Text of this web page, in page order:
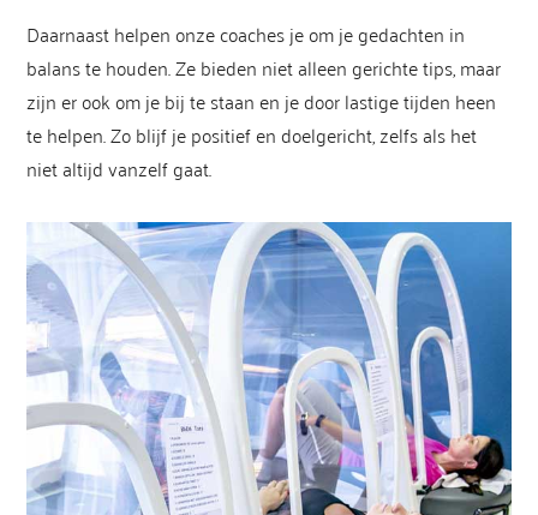
Daarnaast helpen onze coaches je om je gedachten in
balans te houden. Ze bieden niet alleen gerichte tips, maar
zijn er ook om je bij te staan en je door lastige tijden heen
te helpen. Zo blijf je positief en doelgericht, zelfs als het
niet altijd vanzelf gaat.